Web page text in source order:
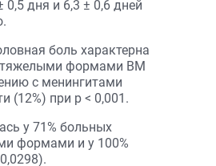
0,5 дня и 6,3 ± 0,6 дней
боль характерна
тяжелыми формами ВМ
с менингитами
(12%) при p < 0,001.
у 71% больных
формами и у 100%